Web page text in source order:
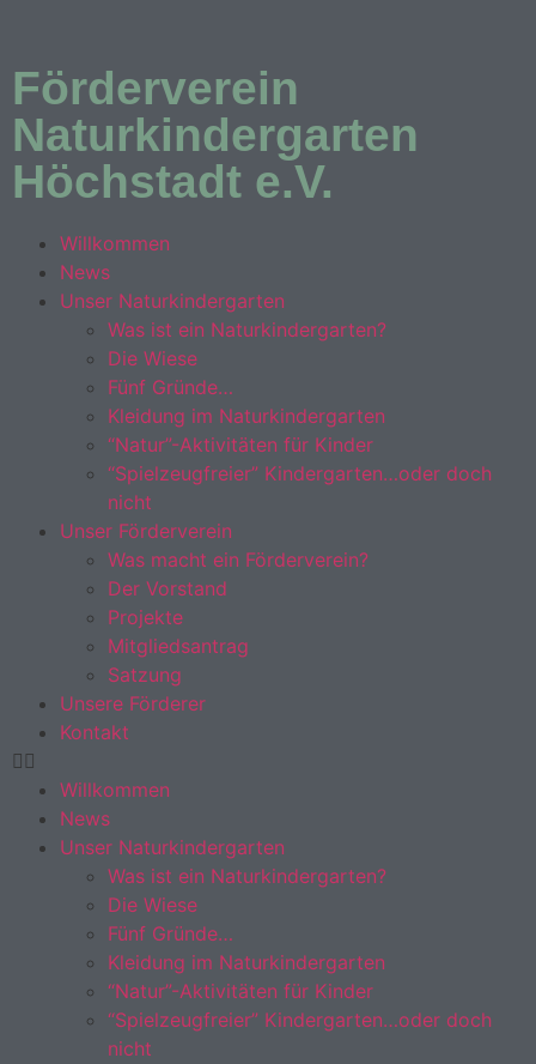
Förderverein
Naturkindergarten
Höchstadt e.V.
Willkommen
News
Unser Naturkindergarten
Was ist ein Naturkindergarten?
Die Wiese
Fünf Gründe…
Kleidung im Naturkindergarten
“Natur”-Aktivitäten für Kinder
“Spielzeugfreier” Kindergarten…oder doch
nicht
Unser Förderverein
Was macht ein Förderverein?
Der Vorstand
Projekte
Mitgliedsantrag
Satzung
Unsere Förderer
Kontakt
Willkommen
News
Unser Naturkindergarten
Was ist ein Naturkindergarten?
Die Wiese
Fünf Gründe…
Kleidung im Naturkindergarten
“Natur”-Aktivitäten für Kinder
“Spielzeugfreier” Kindergarten…oder doch
nicht